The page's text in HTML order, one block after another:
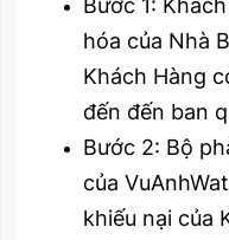
Bước 1:
hóa của Nhà
Khách Hàng
đến đến ban
Bước 2: Bộ
của
khiếu nại của